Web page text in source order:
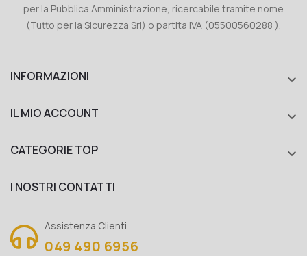
per la Pubblica Amministrazione, ricercabile tramite nome
(Tutto per la Sicurezza Srl) o partita IVA (05500560288 ).
INFORMAZIONI 
IL MIO ACCOUNT 
CATEGORIE TOP 
I NOSTRI CONTATTI
Assistenza Clienti
049 490 6956